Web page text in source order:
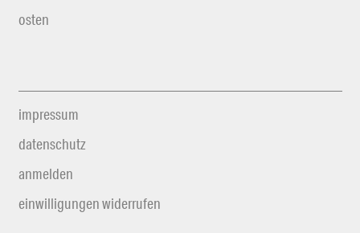
osten
impressum
datenschutz
anmelden
einwilligungen widerrufen